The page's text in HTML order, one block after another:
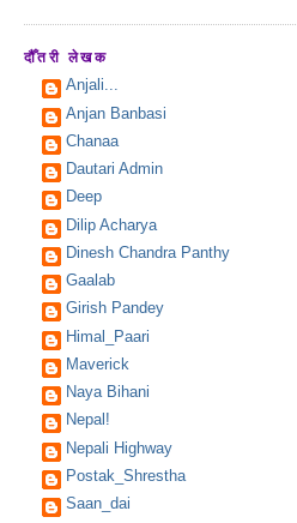
दौँतरी लेखक
Anjali...
Anjan Banbasi
Chanaa
Dautari Admin
Deep
Dilip Acharya
Dinesh Chandra Panthy
Gaalab
Girish Pandey
Himal_Paari
Maverick
Naya Bihani
Nepal!
Nepali Highway
Postak_Shrestha
Saan_dai